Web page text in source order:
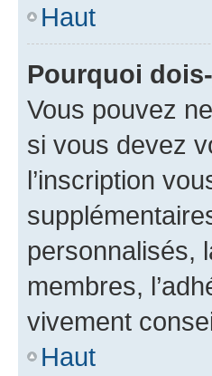
Haut
Pourquoi
Vous pouvez
si vous devez
l’inscription
personnalisés,
membres,
vivement
Haut